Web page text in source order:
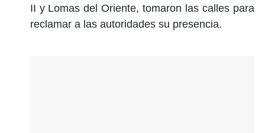
II y Lomas del Oriente, tomaron las calles para
reclamar a las autoridades su presencia.